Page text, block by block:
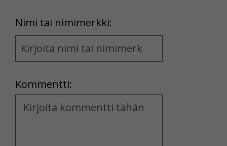
Nimi tai nimimerkki:
Name
and
Kommentti:
Kommentti